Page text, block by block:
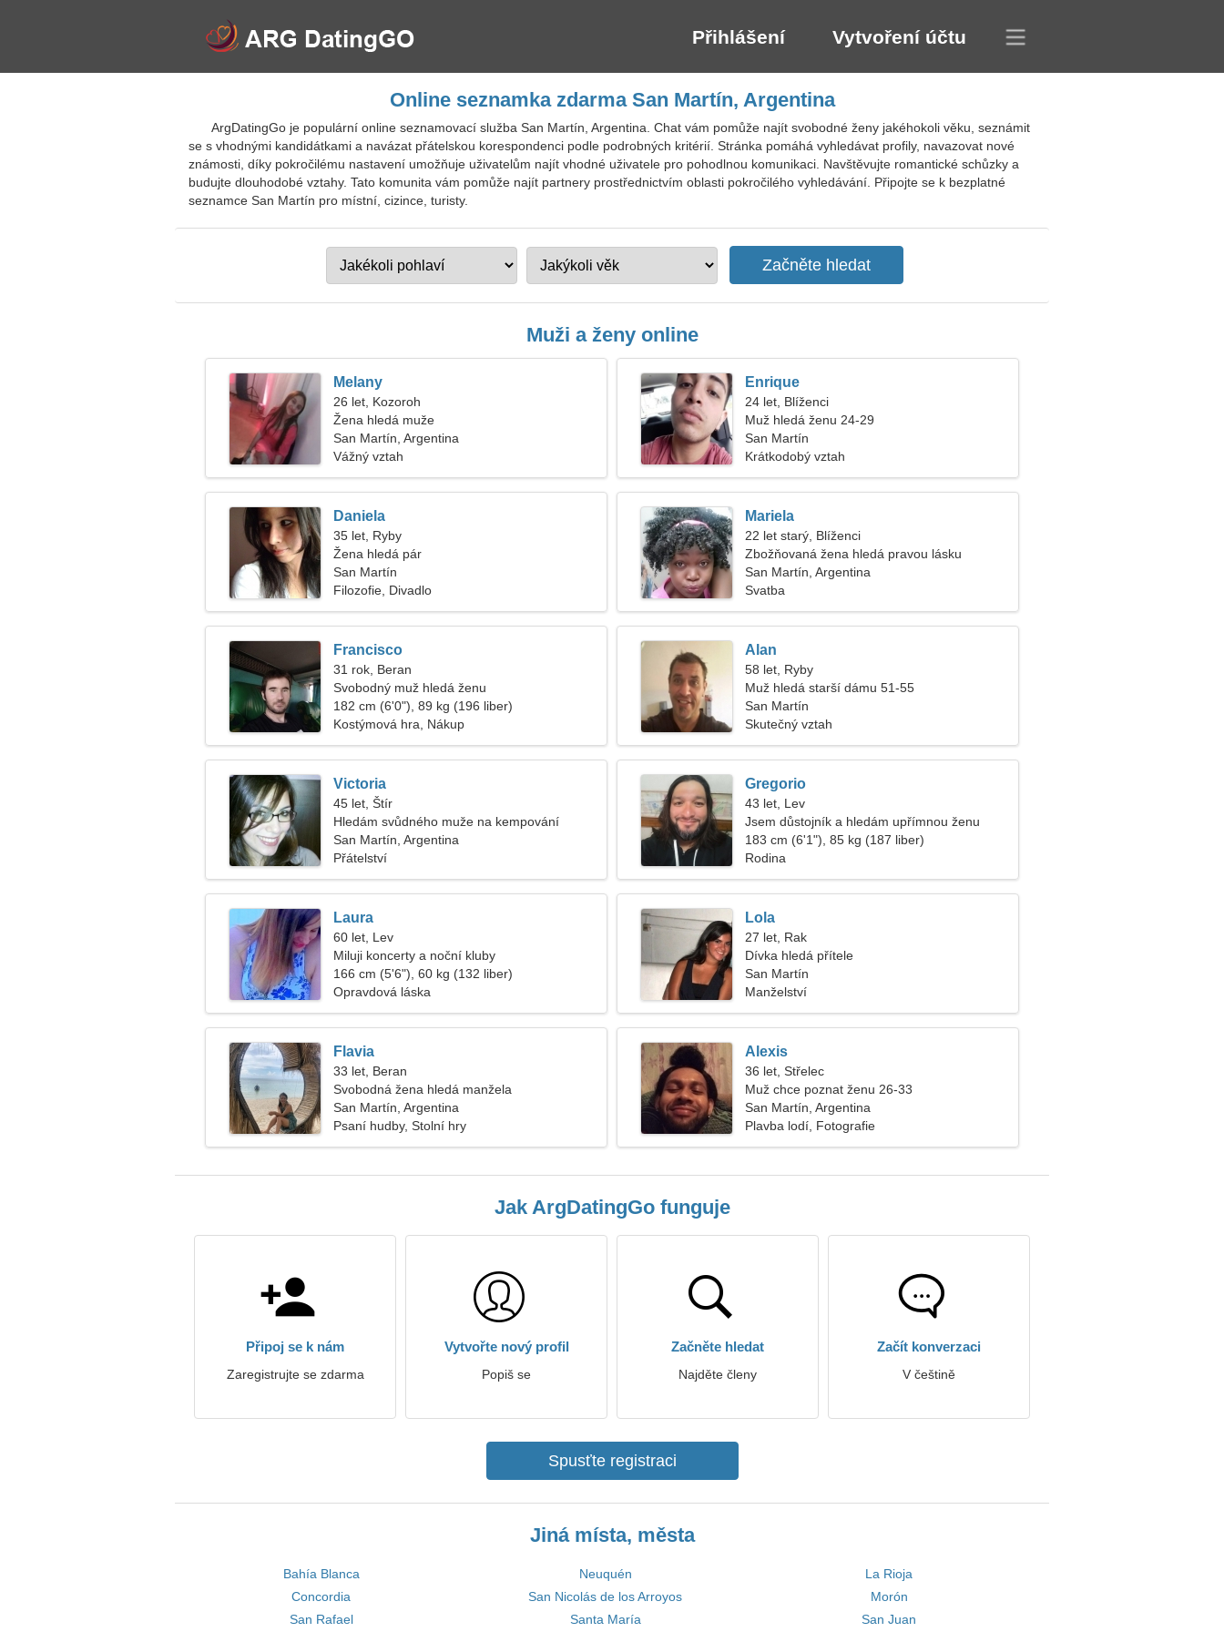
Přihlášení Vytvoření účtu
Online seznamka zdarma San Martín, Argentina
ArgDatingGo je populární online seznamovací služba San Martín, Argentina. Chat vám pomůže najít svobodné ženy jakéhokoli věku, seznámit
se s vhodnými kandidátkami a navázat přátelskou korespondenci podle podrobných kritérií. Stránka pomáhá vyhledávat profily, navazovat nové
známosti, díky pokročilému nastavení umožňuje uživatelům najít vhodné uživatele pro pohodlnou komunikaci. Navštěvujte romantické schůzky a
budujte dlouhodobé vztahy. Tato komunita vám pomůže najít partnery prostřednictvím oblasti pokročilého vyhledávání. Připojte se k bezplatné
seznamce San Martín pro místní, cizince, turisty.
Muži a ženy online
Melany
26 let, Kozoroh
Žena hledá muže
San Martín, Argentina
Vážný vztah
Enrique
24 let, Blíženci
Muž hledá ženu 24-29
San Martín
Krátkodobý vztah
Daniela
35 let, Ryby
Žena hledá pár
San Martín
Filozofie, Divadlo
Mariela
22 let starý, Blíženci
Zbožňovaná žena hledá pravou lásku
San Martín, Argentina
Svatba
Francisco
31 rok, Beran
Svobodný muž hledá ženu
182 cm (6'0"), 89 kg (196 liber)
Kostýmová hra, Nákup
Alan
58 let, Ryby
Muž hledá starší dámu 51-55
San Martín
Skutečný vztah
Victoria
45 let, Štír
Hledám svůdného muže na kempování
San Martín, Argentina
Přátelství
Gregorio
43 let, Lev
Jsem důstojník a hledám upřímnou ženu
183 cm (6'1"), 85 kg (187 liber)
Rodina
Laura
60 let, Lev
Miluji koncerty a noční kluby
166 cm (5'6"), 60 kg (132 liber)
Opravdová láska
Lola
27 let, Rak
Dívka hledá přítele
San Martín
Manželství
Flavia
33 let, Beran
Svobodná žena hledá manžela
San Martín, Argentina
Psaní hudby, Stolní hry
Alexis
36 let, Střelec
Muž chce poznat ženu 26-33
San Martín, Argentina
Plavba lodí, Fotografie
Jak ArgDatingGo funguje
Připoj se k nám
Zaregistrujte se zdarma
Vytvořte nový profil
Popiš se
Začněte hledat
Najděte členy
Začít konverzaci
V češtině
Spusťte registraci
Jiná místa, města
Bahía Blanca Neuquén
La Rioja
Concordia
San Nicolás de los Arroyos
Morón
San Rafael
Santa María San Juan